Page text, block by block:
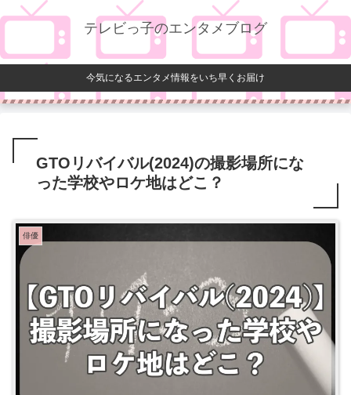
テレビっ子のエンタメブログ
今気になるエンタメ情報をいち早くお届け
GTOリバイバル(2024)の撮影場所にな
った学校やロケ地はどこ？
俳優